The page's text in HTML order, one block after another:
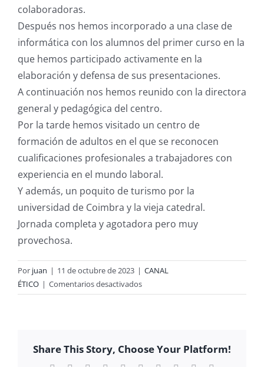
colaboradoras.
Después nos hemos incorporado a una clase de
informática con los alumnos del primer curso en la
que hemos participado activamente en la
elaboración y defensa de sus presentaciones.
A continuación nos hemos reunido con la directora
general y pedagógica del centro.
Por la tarde hemos visitado un centro de
formación de adultos en el que se reconocen
cualificaciones profesionales a trabajadores con
experiencia en el mundo laboral.
Y además, un poquito de turismo por la
universidad de Coimbra y la vieja catedral.
Jornada completa y agotadora pero muy
provechosa.
Por juan | 11 de octubre de 2023 | CANAL
ÉTICO | Comentarios desactivadosen
2º
DE
CICLOS
Share This Story, Choose Your Platform!